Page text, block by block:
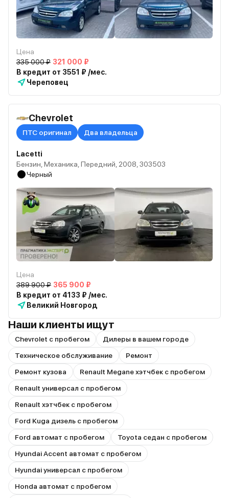
Цена
335 000 ₽ 321 000 ₽
В кредит от 3551 ₽ /мес.
Череповец
Chevrolet
ПТС оригинал Два владельца
Lacetti
Бензин, Механика, Передний, 2008, 303503
Черный
Цена
389 900 ₽ 365 900 ₽
В кредит от 4133 ₽ /мес.
Великий Новгород
Наши клиенты ищут
Chevrolet с пробегом
Дилеры в вашем городе
Техническое обслуживание
Ремонт
Ремонт кузова
Renault Megane хэтчбек с пробегом
Renault универсал с пробегом
Renault хэтчбек с пробегом
Ford Kuga дизель с пробегом
Ford автомат с пробегом
Toyota седан с пробегом
Hyundai Accent автомат с пробегом
Hyundai универсал с пробегом
Honda автомат с пробегом